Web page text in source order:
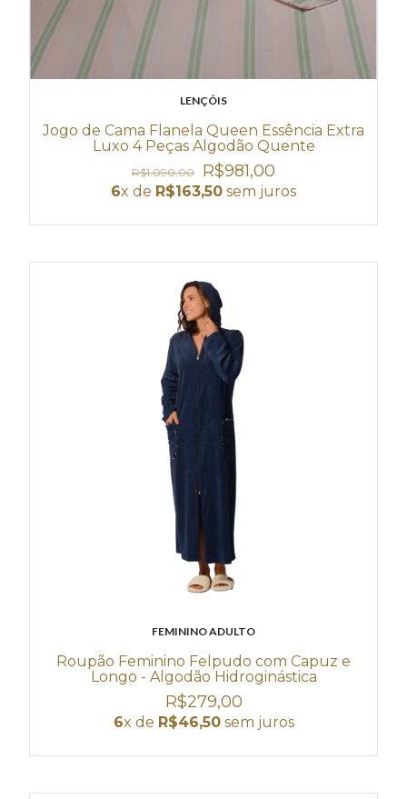
LENÇÓIS
Jogo de Cama Flanela Queen Essência Extra
Luxo 4 Peças Algodão Quente
R$1.090,00 R$981,00
6x de R$163,50 sem juros
FEMININO ADULTO
Roupão Feminino Felpudo com Capuz e
Longo - Algodão Hidroginástica
R$279,00
6x de R$46,50sem juros